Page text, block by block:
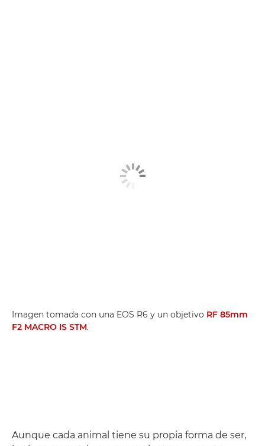
Imagen tomada con una EOS R6 y un objetivo RF 85mm
F2 MACRO IS STM.
Aunque cada animal tiene su propia forma de ser,